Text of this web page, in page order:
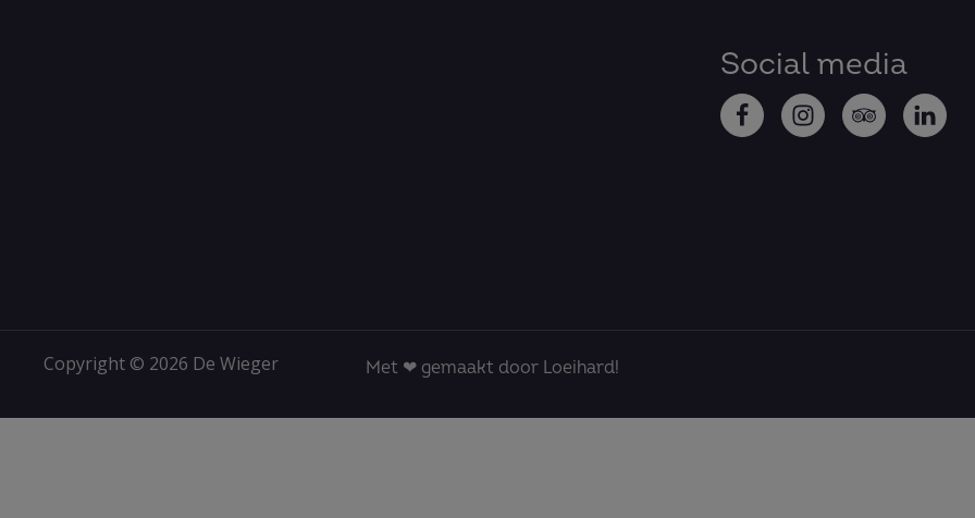
Social media
Copyright © 2026 De Wieger Met ❤ gemaakt door Loeihard!